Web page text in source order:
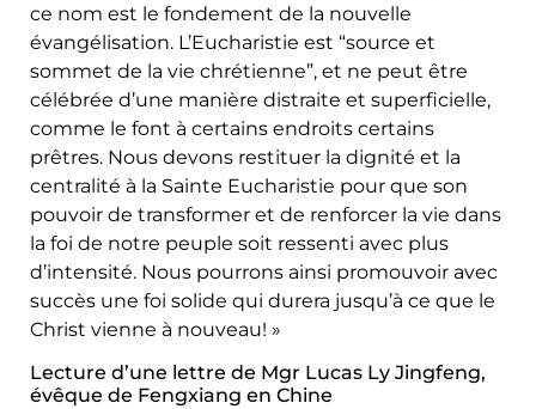
ce nom est le fondement de la nouvelle
évangélisation. L’Eucharistie est “source et
sommet de la vie chrétienne”, et ne peut être
célébrée d’une manière distraite et superficielle,
comme le font à certains endroits certains
prêtres. Nous devons restituer la dignité et la
centralité à la Sainte Eucharistie pour que son
pouvoir de transformer et de renforcer la vie dans
la foi de notre peuple soit ressenti avec plus
d’intensité. Nous pourrons ainsi promouvoir avec
succès une foi solide qui durera jusqu’à ce que le
Christ vienne à nouveau! »
Lecture d’une lettre de Mgr Lucas Ly Jingfeng,
évêque de Fengxiang en Chine